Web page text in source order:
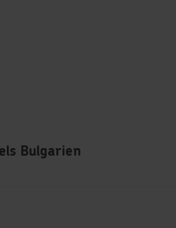
Bulgarien